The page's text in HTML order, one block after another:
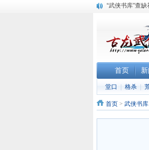
“武侠书库”查
顾雪衣《古龙
首页
堂口 格杀
首页 > 武侠书库